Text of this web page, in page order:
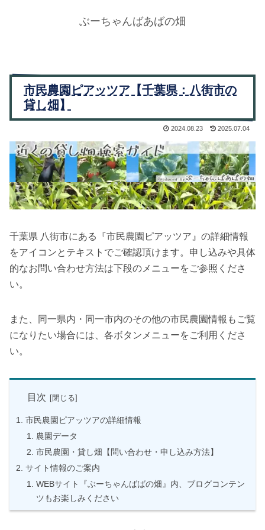
ぶーちゃんばあばの畑
市民農園ピアッツア【千葉県：八街市の
貸し畑】
2024.08.23 2025.07.04
千葉県 八街市にある『市民農園ピアッツア』の詳細情報
をアイコンとテキストでご確認頂けます。申し込みや具体
的なお問い合わせ方法は下段のメニューをご参照くださ
い。
また、同一県内・同一市内のその他の市民農園情報もご覧
になりたい場合には、各ボタンメニューをご利用くださ
い。
目次
市民農園ピアッツアの詳細情報
農園データ
市民農園・貸し畑【問い合わせ・申し込み方法】
サイト情報のご案内
WEBサイト『ぶーちゃんばばの畑』内、ブログコンテン
ツもお楽しみください